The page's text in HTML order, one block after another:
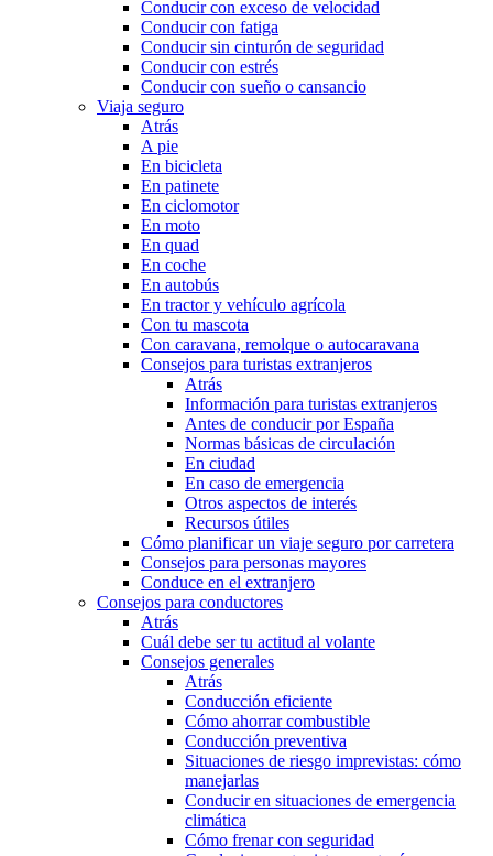
Conducir con exceso de velocidad
Conducir con fatiga
Conducir sin cinturón de seguridad
Conducir con estrés
Conducir con sueño o cansancio
Viaja seguro
Atrás
A pie
En bicicleta
En patinete
En ciclomotor
En moto
En quad
En coche
En autobús
En tractor y vehículo agrícola
Con tu mascota
Con caravana, remolque o autocaravana
Consejos para turistas extranjeros
Atrás
Información para turistas extranjeros
Antes de conducir por España
Normas básicas de circulación
En ciudad
En caso de emergencia
Otros aspectos de interés
Recursos útiles
Cómo planificar un viaje seguro por carretera
Consejos para personas mayores
Conduce en el extranjero
Consejos para conductores
Atrás
Cuál debe ser tu actitud al volante
Consejos generales
Atrás
Conducción eficiente
Cómo ahorrar combustible
Conducción preventiva
Situaciones de riesgo imprevistas: cómo
manejarlas
Conducir en situaciones de emergencia
climática
Cómo frenar con seguridad